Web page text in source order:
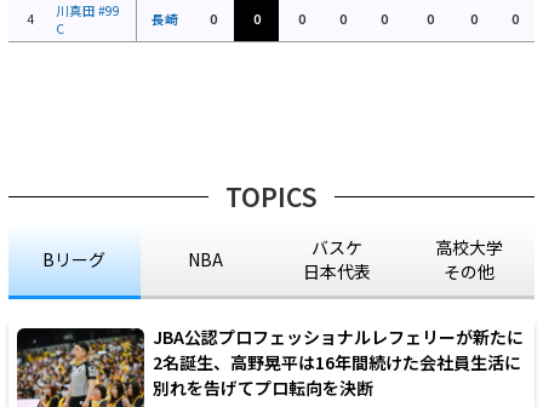
4 川真田 #99
C
長崎 0 0 0 0 0 0 0 0
TOPICS
Bリーグ NBA
バスケ
日本代表
高校大学
その他
JBA公認プロフェッショナルレフェリーが新たに
2名誕生、高野晃平は16年間続けた会社員生活に
別れを告げてプロ転向を決断